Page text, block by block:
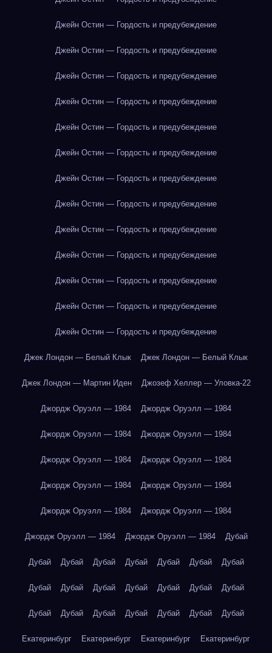
Джейн Остин — Гордость и предубеждение
Джейн Остин — Гордость и предубеждение
Джейн Остин — Гордость и предубеждение
Джейн Остин — Гордость и предубеждение
Джейн Остин — Гордость и предубеждение
Джейн Остин — Гордость и предубеждение
Джейн Остин — Гордость и предубеждение
Джейн Остин — Гордость и предубеждение
Джейн Остин — Гордость и предубеждение
Джейн Остин — Гордость и предубеждение
Джейн Остин — Гордость и предубеждение
Джейн Остин — Гордость и предубеждение
Джейн Остин — Гордость и предубеждение
Джек Лондон — Белый Клык Джек Лондон — Белый Клык
Джек Лондон — Мартин Иден Джозеф Хеллер — Уловка-22
Джордж Оруэлл — 1984 Джордж Оруэлл — 1984
Джордж Оруэлл — 1984 Джордж Оруэлл — 1984
Джордж Оруэлл — 1984 Джордж Оруэлл — 1984
Джордж Оруэлл — 1984 Джордж Оруэлл — 1984
Джордж Оруэлл — 1984 Джордж Оруэлл — 1984
Джордж Оруэлл — 1984 Джордж Оруэлл — 1984 Дубай
Дубай Дубай Дубай Дубай Дубай Дубай Дубай
Дубай Дубай Дубай Дубай Дубай Дубай Дубай
Дубай Дубай Дубай Дубай Дубай Дубай Дубай
Екатеринбург Екатеринбург Екатеринбург Екатеринбург